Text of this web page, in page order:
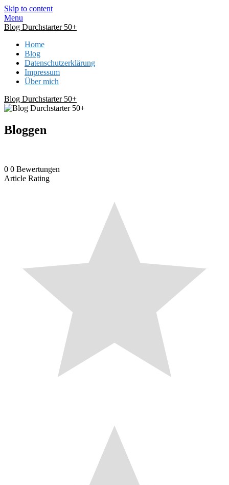
Skip to content
Menu
Blog Durchstarter 50+
Home
Blog
Datenschutzerklärung
Impressum
Über mich
Blog Durchstarter 50+
Bloggen
0 0 Bewertungen
Article Rating